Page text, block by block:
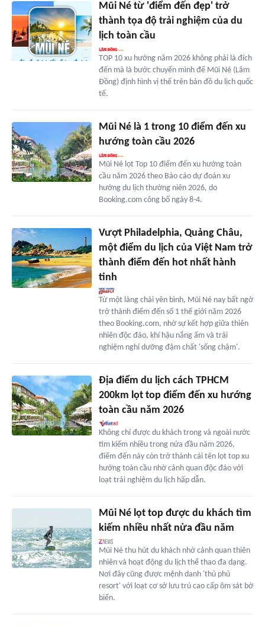
Mũi Né từ 'điểm đến đẹp' trở
thành tọa độ trải nghiệm của du
lịch toàn cầu
TOP 10 xu hướng năm 2026 không phải là đích
đến mà là bước chuyển mình để Mũi Né (Lâm
Đồng) định hình vị thế trên bản đồ du lịch quốc
tế.
Mũi Né là 1 trong 10 điểm đến xu
hướng toàn cầu 2026
Mũi Né lọt Top 10 điểm đến xu hướng toàn
cầu năm 2026 theo Báo cáo dự đoán xu
hướng du lịch thường niên 2026, do
Booking.com công bố ngày 8-4.
Vượt Philadelphia, Quảng Châu,
một điểm du lịch của Việt Nam trở
thành điểm đến hot nhất hành
tinh
Từ một làng chài yên bình, Mũi Né nay bất ngờ
trở thành điểm đến số 1 thế giới năm 2026
theo Booking.com, nhờ sự kết hợp giữa thiên
nhiên độc đáo, khí hậu nắng ấm và trải
nghiệm nghỉ dưỡng đậm chất 'sống chậm'.
Địa điểm du lịch cách TPHCM
200km lọt top điểm đến xu hướng
toàn cầu năm 2026
Không chỉ được du khách trong và ngoài nước
tìm kiếm nhiều trong nửa đầu năm 2026,
điểm đến này còn trở thành cái tên lọt top xu
hướng toàn cầu nhờ cảnh quan độc đáo với
loạt trải nghiệm du lịch hấp dẫn.
Mũi Né lọt top được du khách tìm
kiếm nhiều nhất nửa đầu năm
Mũi Né thu hút du khách nhờ cảnh quan thiên
nhiên và hoạt động du lịch thể thao đa dạng.
Nơi đây cũng được mệnh danh 'thủ phủ
resort' với loạt cơ sở lưu trú cao cấp ôm sát bờ
biển.